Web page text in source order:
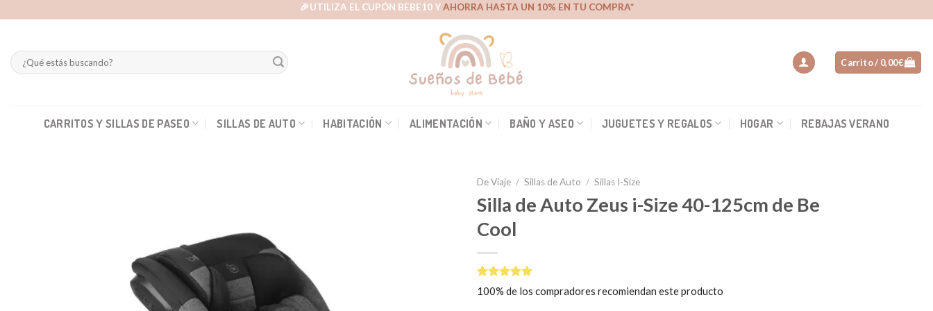
🎉UTILIZA EL CUPÓN BEBE10 YAHORRA HASTA UN 10% EN TU COMPRA*
Buscar
por:
Carrito / 0,00€
CARRITOS Y SILLAS DE PASEO SILLAS DE AUTO HABITACIÓN ALIMENTACIÓN BAÑO Y ASEO JUGUETES Y REGALOS HOGAR REBAJAS VERANO
De Viaje / Sillas de Auto / Sillas I-Size
Silla de Auto Zeus i-Size 40-125cm de Be
Cool
Valorado
5.00sobre
1
100% de los compradores recomiendan este producto